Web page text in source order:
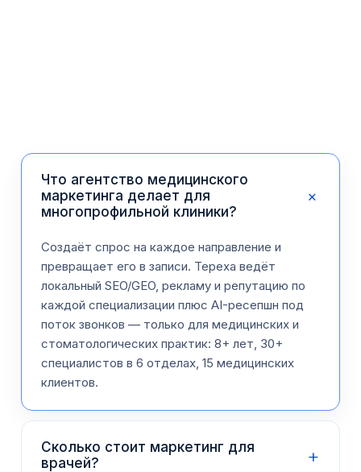
Что агентство медицинского
маркетинга делает для
многопрофильной клиники?
+
Создаёт спрос на каждое направление и
превращает его в записи. Tepexa ведёт
локальный SEO/GEO, рекламу и репутацию по
каждой специализации плюс AI-ресепшн под
поток звонков — только для медицинских и
стоматологических практик: 8+ лет, 30+
специалистов в 6 отделах, 15 медицинских
клиентов.
Сколько стоит маркетинг для
врачей?
+